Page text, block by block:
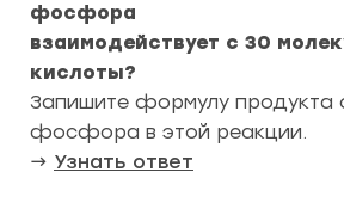
фосфора
взаимодействует с 30
кислоты?
Запишите формулу продукта
фосфора в этой реакции.
→ Узнать ответ